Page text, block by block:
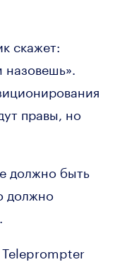
скажет:
правы, но
должно быть
должно